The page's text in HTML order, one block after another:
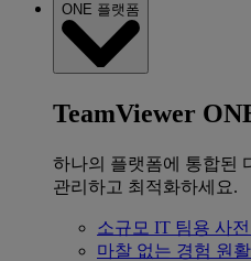
ONE 플랫폼
TeamViewer
하나의 플랫폼에 통합된
관리하고 최적화하세요.
소규모 IT 팀용 사
마찰 없는 경험 원